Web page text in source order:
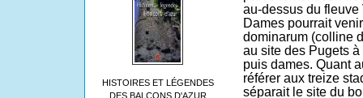
HISTOIRES ET LÉGENDES
DES BALCONS D'AZUR
au-dessus du fleuve
Dames pourrait
dominarum (colline
au site des Pugets
puis dames. Quant
référer aux treize
séparait le site du